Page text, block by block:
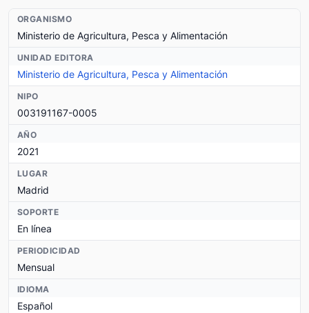
ORGANISMO
Ministerio de Agricultura, Pesca y Alimentación
UNIDAD EDITORA
Ministerio de Agricultura, Pesca y Alimentación
NIPO
003191167-0005
AÑO
2021
LUGAR
Madrid
SOPORTE
En línea
PERIODICIDAD
Mensual
IDIOMA
Español